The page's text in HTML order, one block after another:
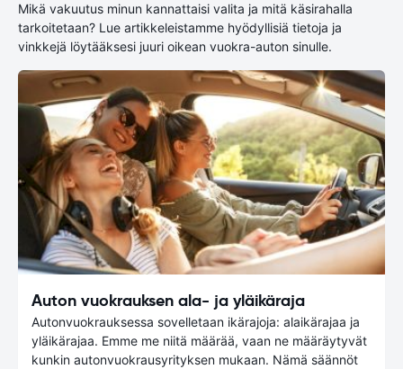
Mikä vakuutus minun kannattaisi valita ja mitä käsirahalla
tarkoitetaan? Lue artikkeleistamme hyödyllisiä tietoja ja
vinkkejä löytääksesi juuri oikean vuokra-auton sinulle.
Auton vuokrauksen ala- ja yläikäraja
Autonvuokrauksessa sovelletaan ikärajoja: alaikärajaa ja
yläikärajaa. Emme me niitä määrää, vaan ne määräytyvät
kunkin autonvuokrausyrityksen mukaan. Nämä säännöt